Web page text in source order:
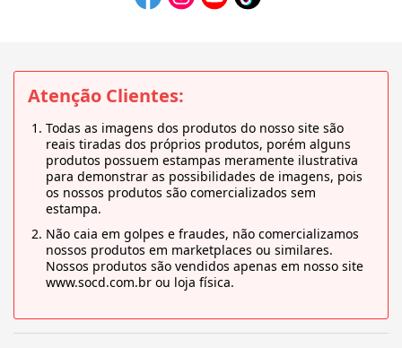
Atenção Clientes:
Todas as imagens dos produtos do nosso site são
reais tiradas dos próprios produtos, porém alguns
produtos possuem estampas meramente ilustrativa
para demonstrar as possibilidades de imagens, pois
os nossos produtos são comercializados sem
estampa.
Não caia em golpes e fraudes, não comercializamos
nossos produtos em marketplaces ou similares.
Nossos produtos são vendidos apenas em nosso site
www.socd.com.br ou loja física.